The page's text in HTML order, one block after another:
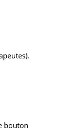
bouton